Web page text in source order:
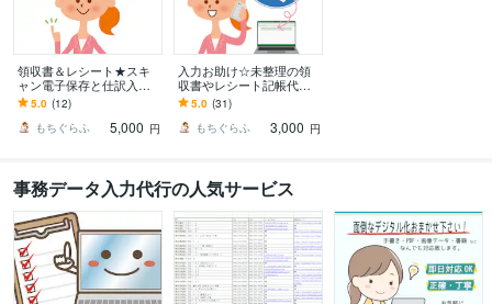
領収書＆レシート★スキ
ャン電子保存と仕訳入力
します たまった領収書を
ご送付ください。PDFス
キャン＆記帳代行♪♪
5.0 (12)
もちぐらふ
5,000 円
入力お助け☆未整理の領
収書やレシート記帳代行
します Excel・マネーフォ
ワードや弥生会計などの
クラウド会計
5.0 (31)
もちぐらふ
3,000 円
事務データ入力代行の人気サービス